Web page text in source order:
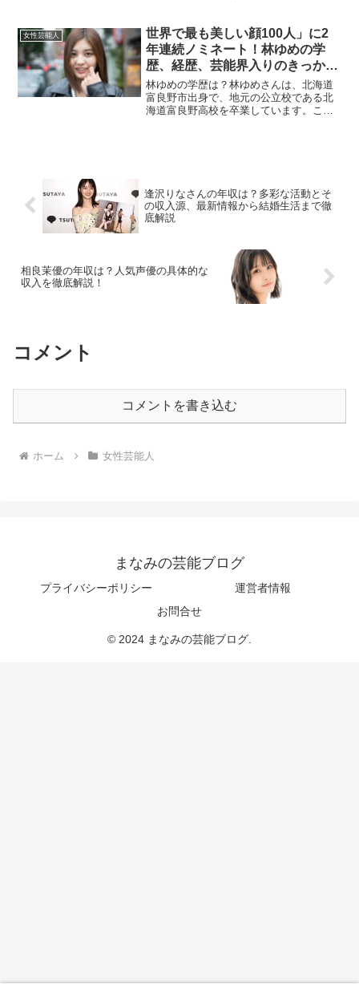
を卒業後、Vリーグの東レアローズに入団
し、主力選...
女性芸能人
世界で最も美しい顔100人」に2
年連続ノミネート！林ゆめの学
歴、経歴、芸能界入りのきっかけ
に迫る
林ゆめの学歴は？林ゆめさんは、北海道
富良野市出身で、地元の公立校である北
海道富良野高校を卒業しています。この
逢沢りなさんの年収は？多彩な活動とそ
の収入源、最新情報から結婚生活まで徹
底解説
相良茉優の年収は？人気声優の具体的な
収入を徹底解説！
コメント
コメントを書き込む
ホーム 女性芸能人
まなみの芸能ブログ
プライバシーポリシー
運営者情報
お問合せ
© 2024 まなみの芸能ブログ.